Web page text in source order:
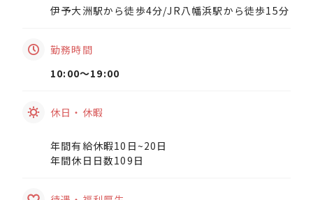
伊予大洲駅から徒歩4分/JR八幡浜駅から徒歩15分
勤務時間
10:00〜19:00
休日・休暇
年間有給休暇10日~20日
年間休日日数109日